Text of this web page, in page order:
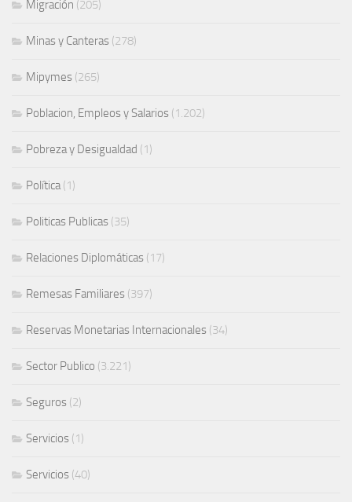
Migración (205)
Minas y Canteras (278)
Mipymes (265)
Poblacion, Empleos y Salarios (1.202)
Pobreza y Desigualdad (1)
Política(1)
Politicas Publicas (35)
Relaciones Diplomáticas (17)
Remesas Familiares (397)
Reservas Monetarias Internacionales (34)
Sector Publico (3.221)
Seguros (2)
Servicios (1)
Servicios (40)